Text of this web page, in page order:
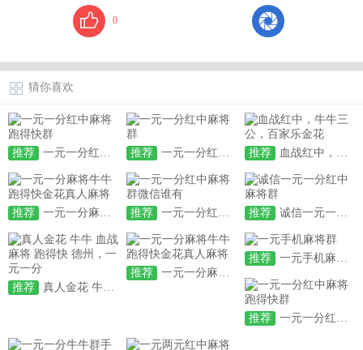
0
猜你喜欢
推荐 一元一分红中麻将跑得快群 推荐 一元一分红中麻将群 推荐 血战红中，牛牛三公，百家乐金花
推荐 一元一分麻将牛牛跑得快金花真人麻将 推荐 一元一分红中麻将群微信谁有 推荐 诚信一元一分红中麻将群
推荐 真人金花 牛牛 血战麻将 跑得快 德州，一元一分
推荐 一元一分麻将牛牛跑得快金花真人麻将
推荐 一元手机麻将群
推荐 一元一分红中麻将跑得快群